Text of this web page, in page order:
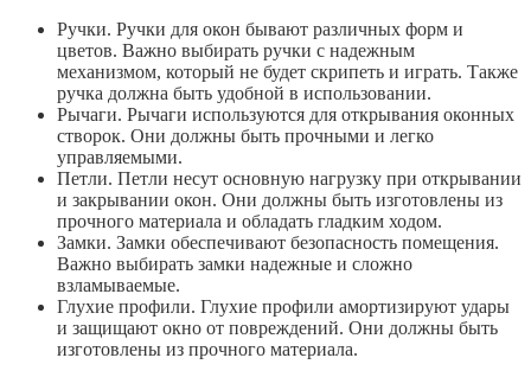
Ручки. Ручки для окон бывают различных форм и
цветов. Важно выбирать ручки с надежным
механизмом, который не будет скрипеть и играть. Также
ручка должна быть удобной в использовании.
Рычаги. Рычаги используются для открывания оконных
створок. Они должны быть прочными и легко
управляемыми.
Петли. Петли несут основную нагрузку при открывании
и закрывании окон. Они должны быть изготовлены из
прочного материала и обладать гладким ходом.
Замки. Замки обеспечивают безопасность помещения.
Важно выбирать замки надежные и сложно
взламываемые.
Глухие профили. Глухие профили амортизируют удары
и защищают окно от повреждений. Они должны быть
изготовлены из прочного материала.